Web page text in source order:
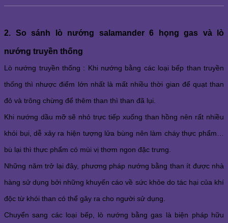
2. So sánh lò nướng salamander 6 họng gas và lò
nướng truyền thống
Lò nướng truyền thống : Khi nướng bằng các loại bếp than truyền
thống thì nhược điểm lớn nhất là mất nhiều thời gian để quạt than
đỏ và trông chừng để thêm than thì than đã lụi.
Khi nướng dầu mỡ sẽ nhỏ trực tiếp xuống than hồng nên rất nhiều
khói bụi, dễ xảy ra hiện tượng lửa bùng nên làm cháy thực phẩm…
bù lại thì thực phẩm có mùi vị thơm ngon đặc trưng.
Những năm trở lại đây, phương pháp nướng bằng than ít được nhà
hàng sử dụng bởi những khuyến cáo về sức khỏe do tác hại của khí
độc từ khói than có thể gây ra cho người sử dụng.
Chuyển sang các loại bếp, lò nướng bằng gas là biện pháp hữu